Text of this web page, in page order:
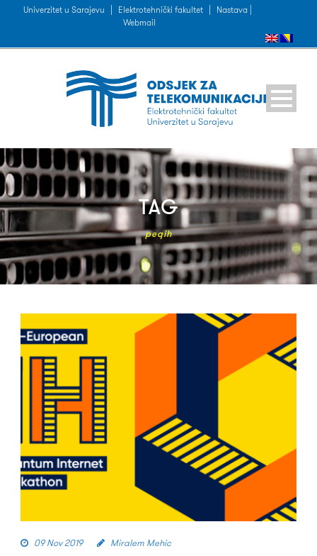
Univerzitet u Sarajevu Elektrotehnički fakultet
Nastava |
Webmail
TAG
peqih
09 Nov 2019 Miralem Mehic